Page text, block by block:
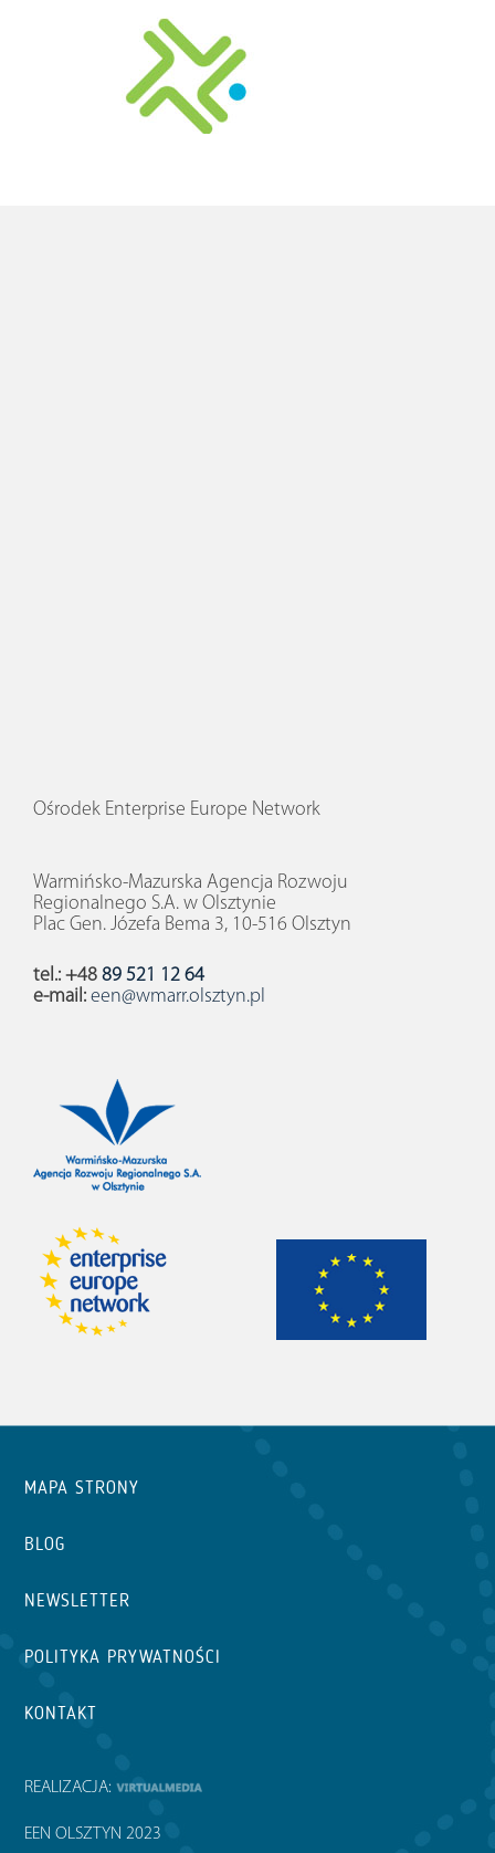
Ośrodek Enterprise Europe Network
Warmińsko-Mazurska Agencja Rozwoju
Regionalnego S.A. w Olsztynie
Plac Gen. Józefa Bema 3, 10-516 Olsztyn
tel.: +48 89 521 12 64
e-mail: een@wmarr.olsztyn.pl
MAPA STRONY
BLOG
NEWSLETTER
POLITYKA PRYWATNOŚCI
KONTAKT
REALIZACJA:
EEN OLSZTYN 2023